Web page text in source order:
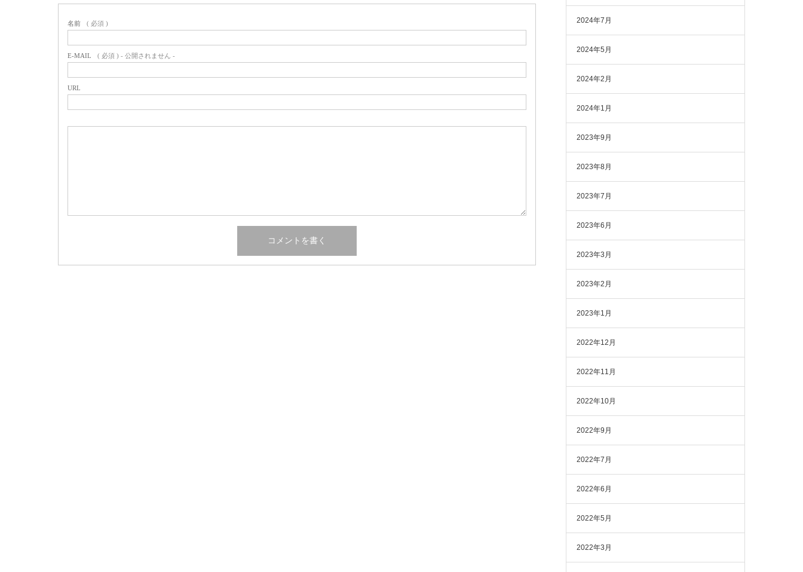
名前 ( 必須 )
E-MAIL ( 必須 ) - 公開されません -
URL
2024年7月
2024年5月
2024年2月
2024年1月
2023年9月
2023年8月
2023年7月
2023年6月
2023年3月
2023年2月
2023年1月
2022年12月
2022年11月
2022年10月
2022年9月
2022年7月
2022年6月
2022年5月
2022年3月